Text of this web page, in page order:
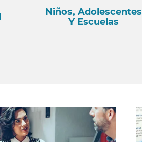
Niños, Adolescentes
Y Escuelas